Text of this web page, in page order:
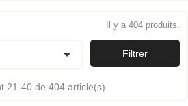
Il y a 404 produits.
 Filtrer
21-40 de 404 article(s)